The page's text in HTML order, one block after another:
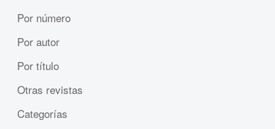
Por número
Por autor
Por título
Otras revistas
Categorías